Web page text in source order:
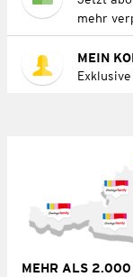
mehr
MEIN
MEHR ALS 2.000